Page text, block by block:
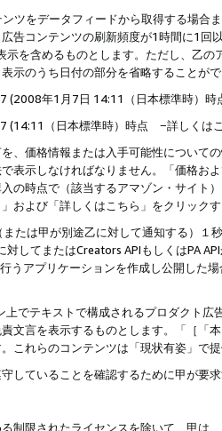
ツをデータフィードから取得する場合
告コンテンツの刷新頻度が1時間に1
を含めるものとします。ただし、乙
示のうち日付の部分を省略することが
(2008年1月7日 14:11（日本標準時）
(14:11（日本標準時）時点 −詳しくは
、価格情報または入手可能性について
表示しなければなりません。「価格
の時点で（該当するアマゾン・サイト
および「詳しくはこちら」をクリック
たは甲が別途乙に対して通知する）
対してまたはCreators APIもしくはPA
うアプリケーションを作成し公開した
上でテキストで構成されるプロダクト
文言を表示するものとします。「［「
これらのコンテンツは「現状有姿」で
していることを確認するために甲が要
制限されたライセンスを除いて、甲は